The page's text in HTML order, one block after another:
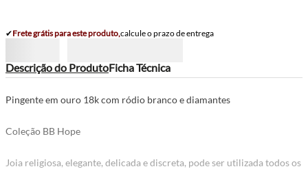
✔Frete grátis para este produto,calcule o prazo de entrega
Descrição do ProdutoFicha Técnica
Pingente em ouro 18k com ródio branco e diamantes
Coleção BB Hope
Joia religiosa, elegante, delicada e discreta, pode ser utilizada todos os